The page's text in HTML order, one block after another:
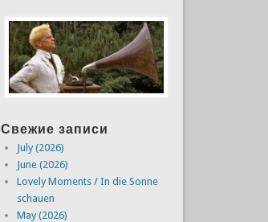
Свежие записи
July (2026)
June (2026)
Lovely Moments / In die Sonne
schauen
May (2026)